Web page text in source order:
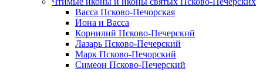
Васса Псково-Печорская
Иона и Васса
Корнилий Псково-Печерский
Лазарь Псково-Печерский
Марк Псково-Печорский
Симеон Псково-Печерский